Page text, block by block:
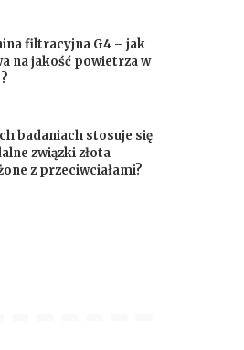
filtracyjna G4 – jak
na jakość powietrza w
badaniach stosuje się
związki złota
z przeciwciałami?